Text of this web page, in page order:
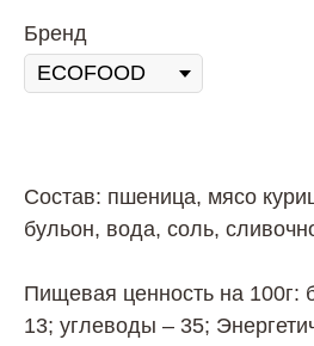
Бренд
Состав: пшеница, мясо
бульон, вода, соль,
Пищевая ценность на 100г:
13; углеводы – 35;